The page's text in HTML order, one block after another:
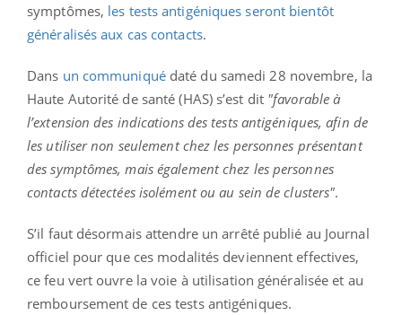
symptômes, les tests antigéniques seront bientôt
généralisés aux cas contacts.
Dans un communiquédaté du samedi 28 novembre, la
Haute Autorité de santé (HAS) s’est dit "favorable à
l’extension des indications des tests antigéniques, afin de
les utiliser non seulement chez les personnes présentant
des symptômes, mais également chez les personnes
contacts détectées isolément ou au sein de clusters".
S’il faut désormais attendre un arrêté publié au Journal
officiel pour que ces modalités deviennent effectives,
ce feu vert ouvre la voie à utilisation généralisée et au
remboursement de ces tests antigéniques.